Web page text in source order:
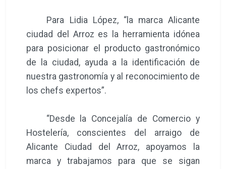
Para Lidia López, “la marca Alicante
ciudad del Arroz es la herramienta idónea
para posicionar el producto gastronómico
de la ciudad, ayuda a la identificación de
nuestra gastronomía y al reconocimiento de
los chefs expertos”.
“Desde la Concejalía de Comercio y
Hostelería, conscientes del arraigo de
Alicante Ciudad del Arroz, apoyamos la
marca y trabajamos para que se sigan